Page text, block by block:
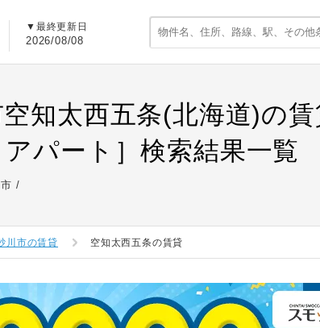
▼最終更新日
2026/08/08
知太西五条(北海道)の
アパート］検索結果一覧
川市の賃貸 空知太西五条の賃貸